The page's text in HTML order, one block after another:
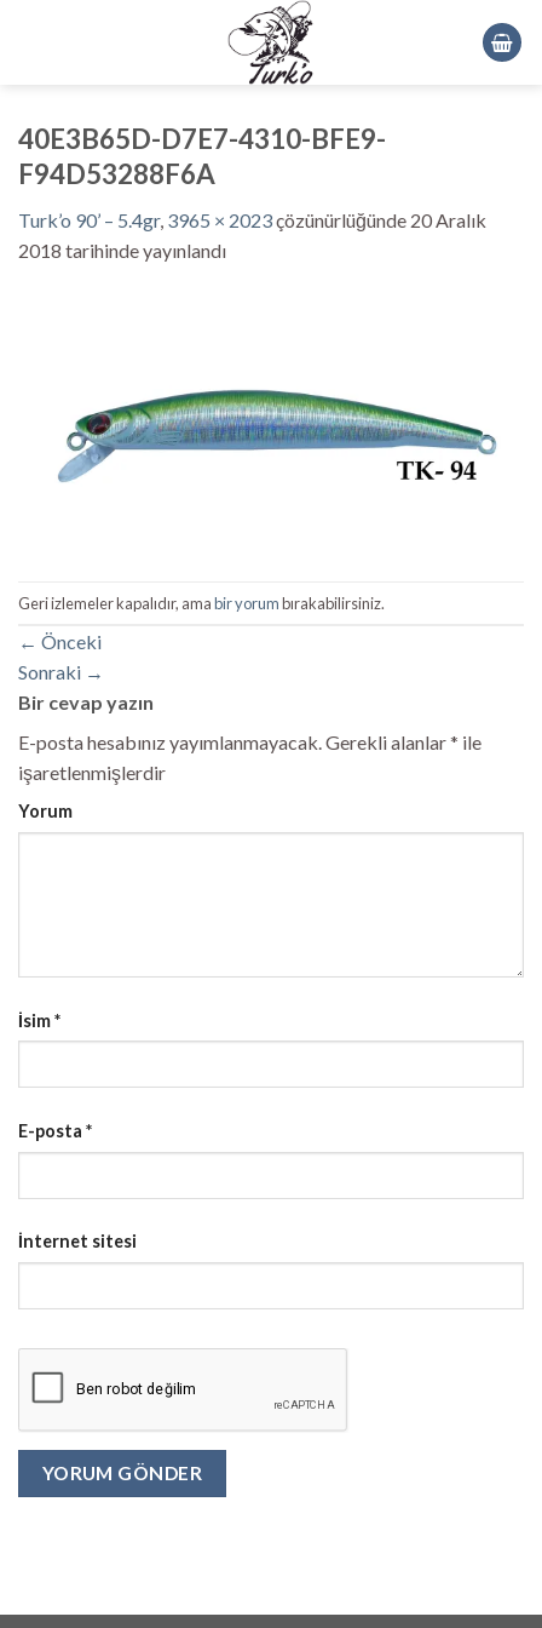
40E3B65D-D7E7-4310-BFE9-
F94D53288F6A
Turk’o 90’ – 5.4gr, 3965 × 2023çözünürlüğünde 20 Aralık
2018 tarihinde yayınlandı
Geri izlemeler kapalıdır, amabir yorumbırakabilirsiniz.
← Önceki
Sonraki →
Bir cevap yazın
E-posta hesabınız yayımlanmayacak.Gerekli alanlar* ile
işaretlenmişlerdir
Yorum
İsim*
E-posta *
İnternet sitesi